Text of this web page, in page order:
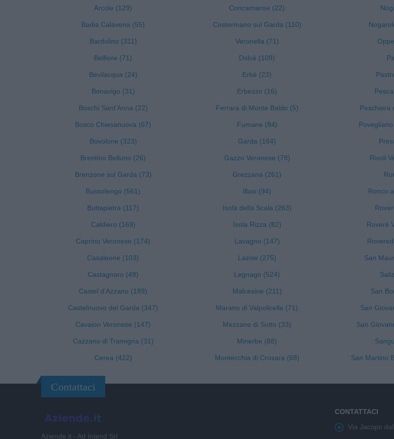
Arcole (129)
Badia Calavena (55)
Bardolino (311)
Belfiore (71)
Bevilacqua (24)
Bonavigo (31)
Boschi Sant'Anna (22)
Bosco Chiesanuova (67)
Bovolone (323)
Brentino Belluno (26)
Brenzone sul Garda (73)
Bussolengo (561)
Buttapietra (117)
Caldiero (169)
Caprino Veronese (174)
Casaleone (103)
Castagnaro (49)
Castel d'Azzano (189)
Castelnuovo del Garda (347)
Cavaion Veronese (147)
Cazzano di Tramigna (31)
Cerea (422)
Concamarise (22)
Costermano sul Garda (110)
Veronella (71)
Dolcè (109)
Erbè (23)
Erbezzo (16)
Ferrara di Monte Baldo (5)
Fumane (84)
Garda (164)
Gazzo Veronese (78)
Grezzana (261)
Illasi (94)
Isola della Scala (263)
Isola Rizza (82)
Lavagno (147)
Lazise (275)
Legnago (524)
Malcesine (211)
Marano di Valpolicella (71)
Mezzane di Sotto (33)
Minerbe (88)
Montecchia di Crosara (68)
Peschiera
Rivoli
Ronco
Roverè
San
San
San
San
San Martino
Contattaci
Aziende.it - Ad Intend Srl
CONTATTACI
Via Jacopo